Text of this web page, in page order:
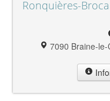
Ronquières-
7090 Braine-